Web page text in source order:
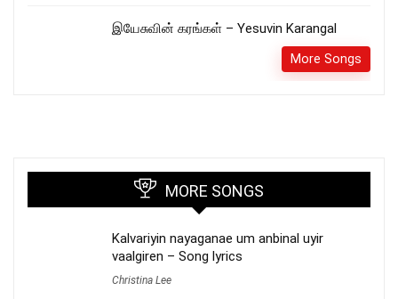
இயேசுவின் கரங்கள் – Yesuvin Karangal
More Songs
MORE SONGS
Kalvariyin nayaganae um anbinal uyir
vaalgiren – Song lyrics
Christina Lee